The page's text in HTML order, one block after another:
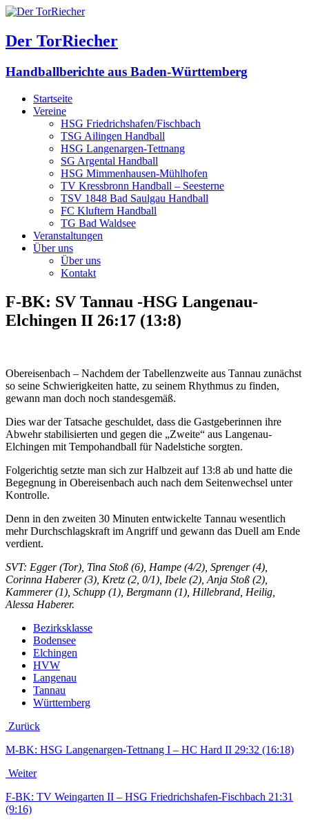
Der TorRiecher
Handballberichte aus Baden-Württemberg
Startseite
Vereine
HSG Friedrichshafen/Fischbach
TSG Ailingen Handball
HSG Langenargen-Tettnang
SG Argental Handball
HSG Mimmenhausen-Mühlhofen
TV Kressbronn Handball – Seesterne
TSV 1848 Bad Saulgau Handball
FC Kluftern Handball
TG Bad Waldsee
Veranstaltungen
Über uns
Über uns
Kontakt
F-BK: SV Tannau -HSG Langenau-
Elchingen II 26:17 (13:8)
Obereisenbach – Nachdem der Tabellenzweite aus Tannau zunächst
so seine Schwierigkeiten hatte, zu seinem Rhythmus zu finden,
gewann man doch noch standesgemäß.
Dies war der Tatsache geschuldet, dass die Gastgeberinnen ihre
Abwehr stabilisierten und gegen die „Zweite“ aus Langenau-
Elchingen mit Tempohandball für Nadelstiche sorgten.
Folgerichtig setzte man sich zur Halbzeit auf 13:8 ab und hatte die
Begegnung in Obereisenbach auch nach dem Seitenwechsel unter
Kontrolle.
Denn in den zweiten 30 Minuten entwickelte Tannau wesentlich
mehr Durchschlagskraft im Angriff und gewann das Duell am Ende
verdient.
SVT: Egger (Tor), Tina Stoß (6), Hampe (4/2), Sprenger (4),
Corinna Haberer (3), Kretz (2, 0/1), Ibele (2), Anja Stoß (2),
Kammerer (1), Schupp (1), Bergmann (1), Hillebrand, Heilig,
Alessa Haberer.
Bezirksklasse
Bodensee
Elchingen
HVW
Langenau
Tannau
Württemberg
Zurück
M-BK: HSG Langenargen-Tettnang I – HC Hard II 29:32 (16:18)
Weiter
F-BK: TV Weingarten II – HSG Friedrichshafen-Fischbach 21:31
(9:16)